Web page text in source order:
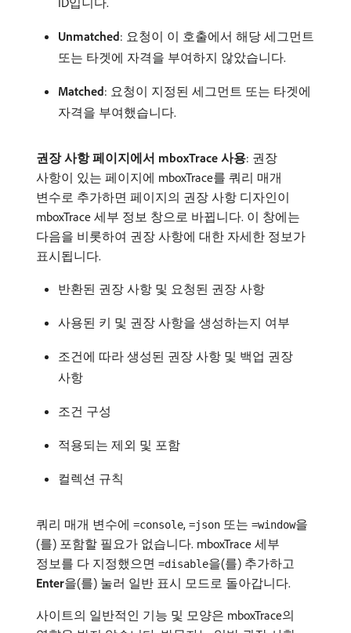
Unmatched: 요청이 이 호출에서 해당 세그먼트
또는 타겟에 자격을 부여하지 않았습니다.
Matched: 요청이 지정된 세그먼트 또는 타겟에
자격을 부여했습니다.
권장 사항 페이지에서 mboxTrace 사용: 권장
사항이 있는 페이지에 mboxTrace를 쿼리 매개
변수로 추가하면 페이지의 권장 사항 디자인이
mboxTrace 세부 정보 창으로 바뀝니다. 이 창에는
다음을 비롯하여 권장 사항에 대한 자세한 정보가
표시됩니다.
반환된 권장 사항 및 요청된 권장 사항
사용된 키 및 권장 사항을 생성하는지 여부
조건에 따라 생성된 권장 사항 및 백업 권장
사항
조건 구성
적용되는 제외 및 포함
컬렉션 규칙
쿼리 매개 변수에 =console, =json 또는 =window을
(를) 포함할 필요가 없습니다. mboxTrace 세부
정보를 다 지정했으면 =disable을(를) 추가하고
Enter​을(를) 눌러 일반 표시 모드로 돌아갑니다.
사이트의 일반적인 기능 및 모양은 mboxTrace의